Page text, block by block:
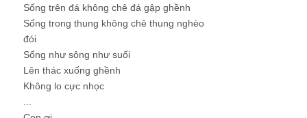
Sống trên đá không chê đá gập ghềnh
Sống trong thung không chê thung nghèo
đói
Sống như sông như suối
Lên thác xuống ghềnh
Không lo cực nhọc